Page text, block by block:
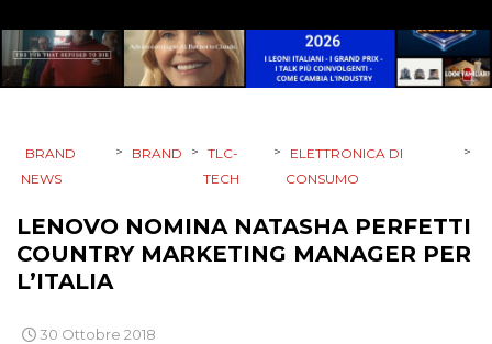
DATI
RICERCHE
PREVISIONI/SCENARI
NORMATIVE
BRAND
NEWS
> BRAND > TLC-
TECH
>
ELETTRONICA DI
CONSUMO
>
LENOVO NOMINA NATASHA PERFETTI
COUNTRY MARKETING MANAGER PER
L’ITALIA
30 Ottobre 2018